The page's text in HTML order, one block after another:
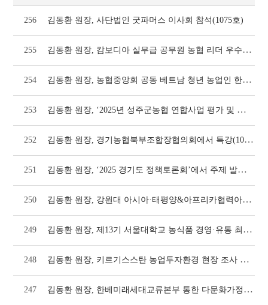
256 김동환 원장, 사단법인 굿파머스 이사회 참석(1075호)
255 김동환 원장, 캄보디아 실무급 공무원 농협 리더 우수농가 대상 초청연수에서 강의(1062호
254 김동환 원장, 농협중앙회 공동 베트남 청년 농업인 한국 선진농업 연수 2기 진행(1062호
253 김동환 원장, ‘2025년 성주군농협 연합사업 평가 및 워크숍’에서 특강(1058호)
252 김동환 원장, 경기농협북부조합장협의회에서 특강(1058호)
251 김동환 원장, ‘2025 경기도 정책토론회’에서 주제 발표(1056호)
250 김동환 원장, 강원대 아시아·태평양&아프리카협력아카데미에서 강의(1054호)
249 김동환 원장, 제13기 서울대학교 농식품 경영·유통 최고위과정 해외현장교육 인솔(1052호
248 김동환 원장, 키르기스스탄 농업투자환경 현장 조사 다녀와(1050호)
247 김동환 원장, 한베미래세대교류본부 통한 다문화가정 정착 지원 교육 실시(1046호)